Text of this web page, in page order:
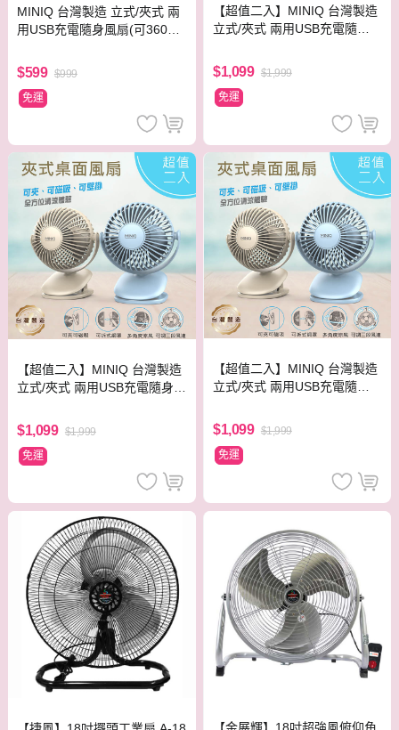
MINIQ 台灣製造 立式/夾式 兩
用USB充電隨身風扇(可360度
$599 $999
免運
【超值二入】MINIQ 台灣製造
立式/夾式 兩用USB充電隨身
二色各一
$1,099 $1,999
免運
【超值二入】MINIQ 台灣製造
立式/夾式 兩用USB充電隨身風
茶色二入
$1,099 $1,999
免運
【超值二入】MINIQ 台灣製造
立式/夾式 兩用USB充電隨身
藍色二入
$1,099 $1,999
免運